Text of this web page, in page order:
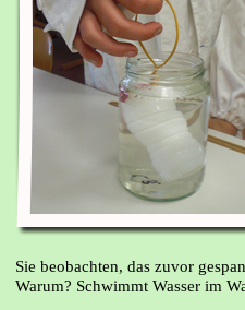
Sie beobachten, das zuvor
Warum? Schwimmt Wasser im